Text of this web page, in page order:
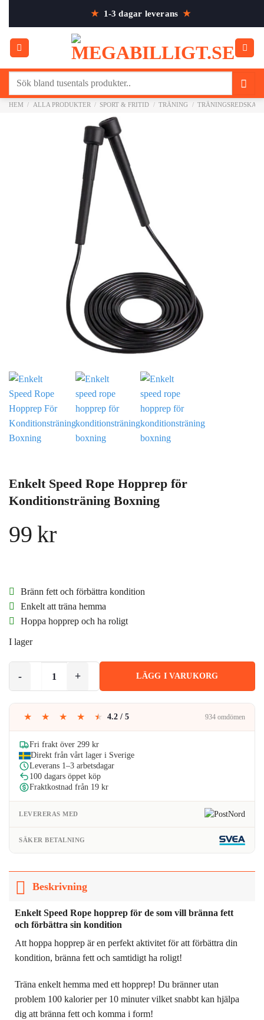
content
★ 1-3 dagar leverans ★
HEM / ALLA PRODUKTER / SPORT & FRITID / TRÄNING / TRÄNINGSREDSKAP
Enkelt Speed Rope Hopprep för
Konditionsträning Boxning
99 kr
Bränn fett och förbättra kondition
Enkelt att träna hemma
Hoppa hopprep och ha roligt
I lager
Boxning
mängd
LÄGG I VARUKORG
★ ★ ★ ★ ★ 4.2 / 5 934 omdömen
Fri frakt över 299 kr
Direkt från vårt lager i Sverige
Leverans 1–3 arbetsdagar
100 dagars öppet köp
Fraktkostnad från 19 kr
LEVERERAS MED
SÄKER BETALNING
Beskrivning
Enkelt Speed Rope hopprep för de som vill bränna fett
och förbättra sin kondition
Att hoppa hopprep är en perfekt aktivitet för att förbättra din
kondition, bränna fett och samtidigt ha roligt!
Träna enkelt hemma med ett hopprep! Du bränner utan
problem 100 kalorier per 10 minuter vilket snabbt kan hjälpa
dig att bränna fett och komma i form!